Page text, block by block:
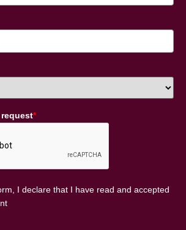
*
I declare that I have read and accepted